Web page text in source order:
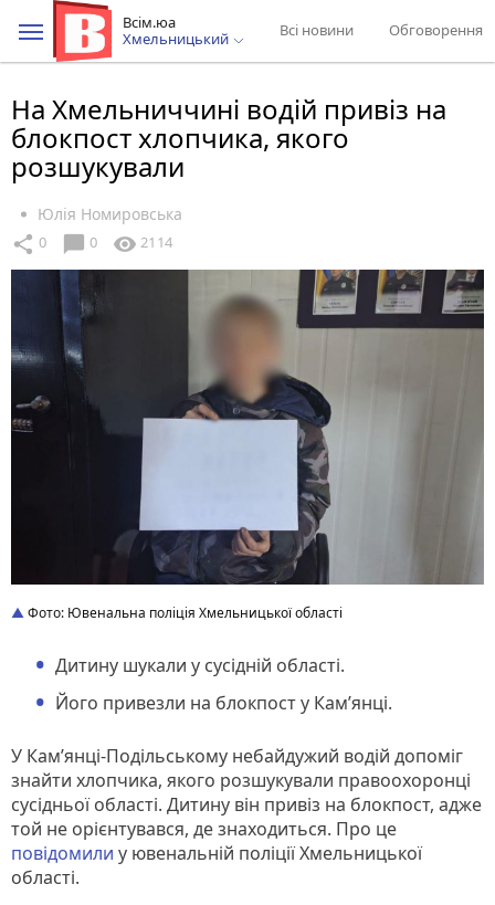
Всім.юа
Хмельницький
Всі новини Обговорення
На Хмельниччині водій привіз на
блокпост хлопчика, якого
розшукували
Юлія Номировська
share 0 chat_bubble 0 visibility 2114
Фото: Ювенальна поліція Хмельницької області
Дитину шукали у сусідній області.
Його привезли на блокпост у Кам’янці.
У Кам’янці-Подільському небайдужий водій допоміг
знайти хлопчика, якого розшукували правоохоронці
сусідньої області. Дитину він привіз на блокпост, адже
той не орієнтувався, де знаходиться. Про це
повідомили у ювенальній поліції Хмельницької
області.